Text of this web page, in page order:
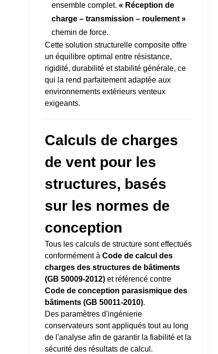
ensemble complet.« Réception de
charge – transmission – roulement »
chemin de force.
Cette solution structurelle composite offre
un équilibre optimal entre résistance,
rigidité, durabilité et stabilité générale, ce
qui la rend parfaitement adaptée aux
environnements extérieurs venteux
exigeants.
Calculs de charges
de vent pour les
structures, basés
sur les normes de
conception
Tous les calculs de structure sont effectués
conformément àCode de calcul des
charges des structures de bâtiments
(GB 50009-2012) et référencé contre
Code de conception parasismique des
bâtiments (GB 50011-2010).
Des paramètres d'ingénierie
conservateurs sont appliqués tout au long
de l'analyse afin de garantir la fiabilité et la
sécurité des résultats de calcul.